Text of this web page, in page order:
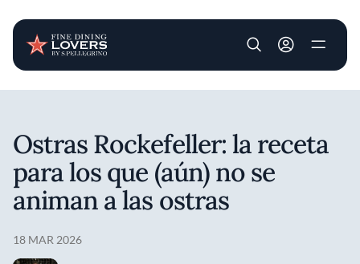
User account
Ostras Rockefeller: la receta
para los que (aún) no se
animan a las ostras
18 MAR 2026